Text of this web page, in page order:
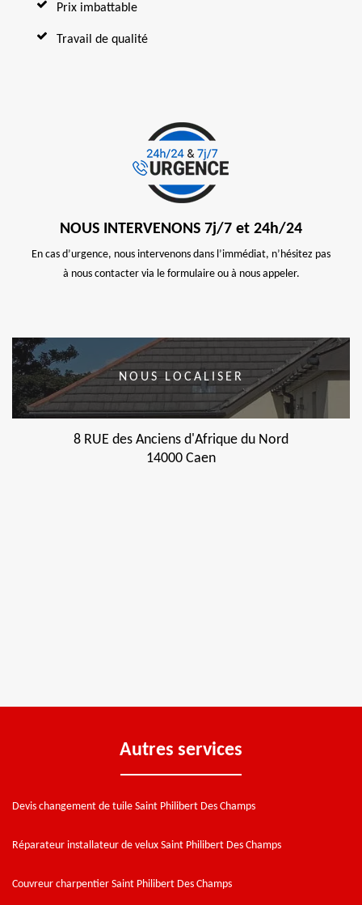
Prix imbattable
Travail de qualité
NOUS INTERVENONS 7j/7 et 24h/24
En cas d’urgence, nous intervenons dans l’immédiat, n’hésitez pas
à nous contacter via le formulaire ou à nous appeler.
NOUS LOCALISER
8 RUE des Anciens d'Afrique du Nord
14000 Caen
Autres services
Devis changement de tuile Saint Philibert Des Champs
Réparateur installateur de velux Saint Philibert Des Champs
Couvreur charpentier Saint Philibert Des Champs